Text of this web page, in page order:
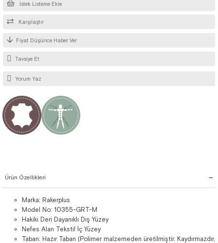
İstek Listeme Ekle
Karşılaştır
Fiyat Düşünce Haber Ver
Tavsiye Et
Yorum Yaz
Ürün Özellikleri
Marka: Rakerplus
Model No: 10355-GRT-M
Hakiki Deri Dayanıklı Dış Yüzey
Nefes Alan Tekstil İç Yüzey
Taban: Hazır Taban (Polimer malzemeden üretilmiştir. Kaydırmazdır,